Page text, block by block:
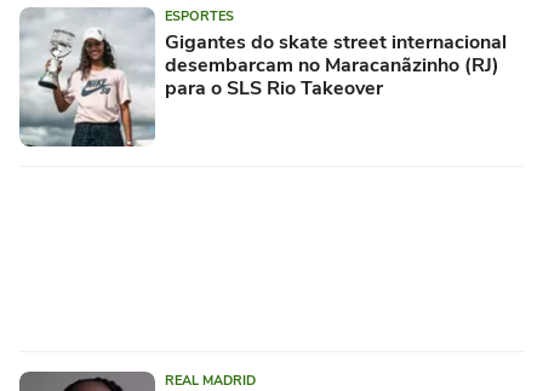
ESPORTES
Gigantes do skate street internacional
desembarcam no Maracanãzinho (RJ)
para o SLS Rio Takeover
REAL MADRID